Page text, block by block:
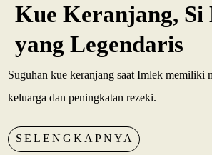
Kue Keranjang, Si
yang Legendaris
Suguhan kue keranjang saat Imlek memiliki
keluarga dan peningkatan rezeki.
SELENGKAPNYA